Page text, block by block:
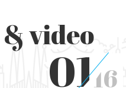
video
0116